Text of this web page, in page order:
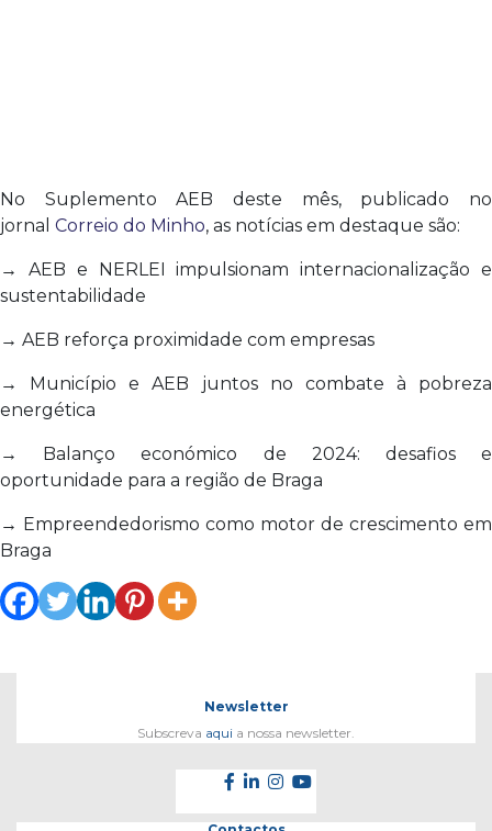
No Suplemento AEB deste mês, publicado no
jornal Correio do Minho, as notícias em destaque são:
→ AEB e NERLEI impulsionam internacionalização e
sustentabilidade
→ AEB reforça proximidade com empresas
→ Município e AEB juntos no combate à pobreza
energética
→ Balanço económico de 2024: desafios e
oportunidade para a região de Braga
→ Empreendedorismo como motor de crescimento em
Braga
Newsletter
Subscreva aqui a nossa newsletter.